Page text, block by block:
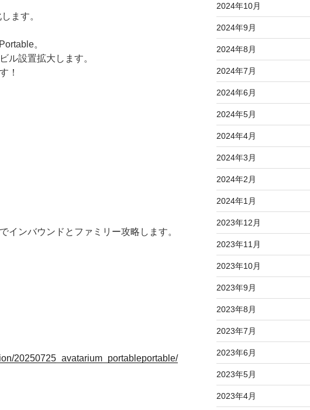
ます。
。
ル設置拡大します。
！
インバウンドとファミリー攻略します。
20250725_avatarium_portableportable/
2024年10月
2024年9月
2024年8月
2024年7月
2024年6月
2024年5月
2024年4月
2024年3月
2024年2月
2024年1月
2023年12月
2023年11月
2023年10月
2023年9月
2023年8月
2023年7月
2023年6月
2023年5月
2023年4月